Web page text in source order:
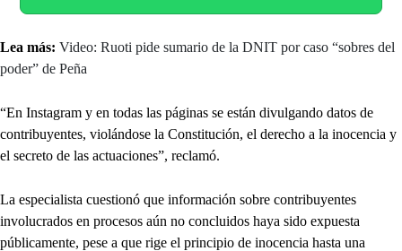
Lea más: Video: Ruoti pide sumario de la DNIT por caso “sobres del
poder” de Peña
“En Instagram y en todas las páginas se están divulgando datos de
contribuyentes, violándose la Constitución, el derecho a la inocencia y
el secreto de las actuaciones”, reclamó.
La especialista cuestionó que información sobre contribuyentes
involucrados en procesos aún no concluidos haya sido expuesta
públicamente, pese a que rige el principio de inocencia hasta una